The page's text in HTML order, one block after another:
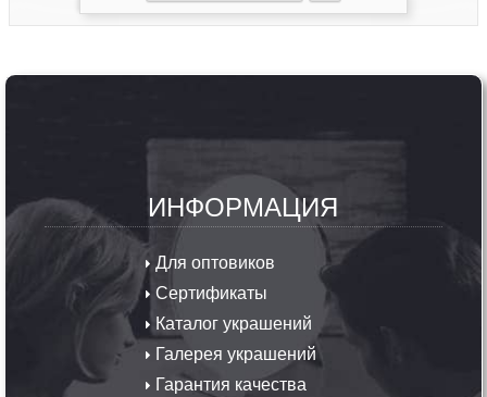
ИНФОРМАЦИЯ
Для оптовиков
Сертификаты
Каталог украшений
Галерея украшений
Гарантия качества